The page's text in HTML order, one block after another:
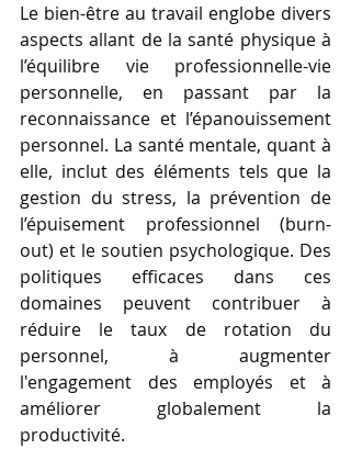
Le bien-être au travail englobe divers
aspects allant de la santé physique à
l’équilibre vie professionnelle-vie
personnelle, en passant par la
reconnaissance et l’épanouissement
personnel. La santé mentale, quant à
elle, inclut des éléments tels que la
gestion du stress, la prévention de
l’épuisement professionnel (burn-
out) et le soutien psychologique. Des
politiques efficaces dans ces
domaines peuvent contribuer à
réduire le taux de rotation du
personnel, à augmenter
l'engagement des employés et à
améliorer globalement la
productivité.